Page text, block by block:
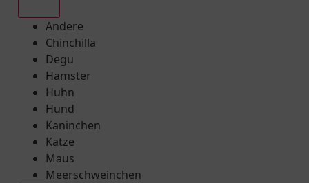
Andere
Chinchilla
Degu
Hamster
Huhn
Hund
Kaninchen
Katze
Maus
Meerschweinchen